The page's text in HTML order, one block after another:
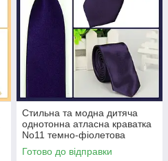
Стильна та модна дитяча
однотонна атласна краватка
No11 темно-фіолетова
Готово до відправки